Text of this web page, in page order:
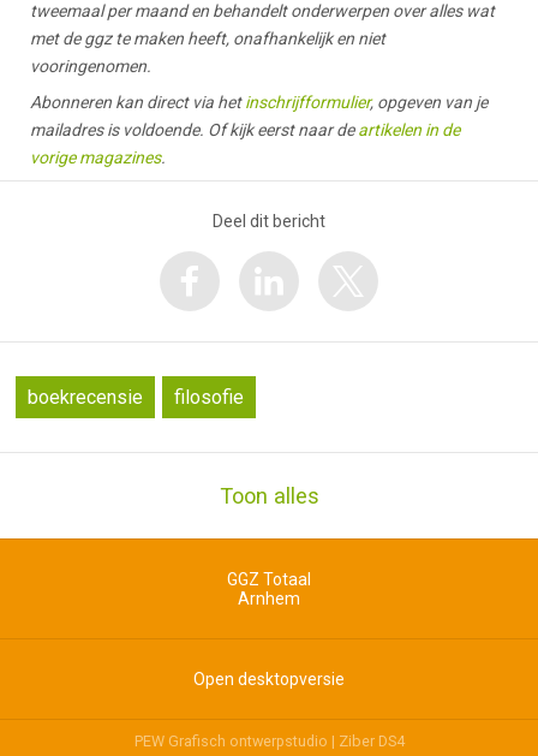
tweemaal per maand en behandelt onderwerpen over alles wat
met de ggz te maken heeft, onafhankelijk en niet
vooringenomen.
Abonneren kan direct via hetinschrijfformulier, opgeven van je
mailadres is voldoende. Of kijk eerst naar deartikelen in de
vorige magazines.
Deel dit bericht
boekrecensie filosofie
Toon alles
GGZ Totaal
Arnhem
Open desktopversie
PEW Grafisch ontwerpstudio | Ziber DS4